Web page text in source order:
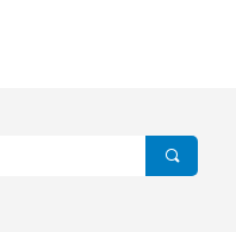
끠